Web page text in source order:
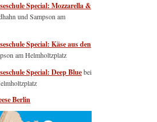
Special: Mozzarella &
und Sampson am
Special: Käse aus den
am Helmholtzplatz
Special: Deep Bluebei
Berlin